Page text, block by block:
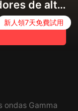
de alto
新人領7天免費試用
ondas Gamma